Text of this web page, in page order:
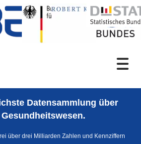
Datensammlung über
über drei Milliarden Zahlen und Kennziffern